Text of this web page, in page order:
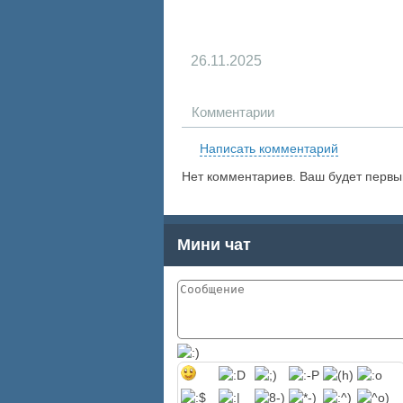
26.11.2025
Комментарии
Написать комментарий
Нет комментариев. Ваш будет
Мини чат